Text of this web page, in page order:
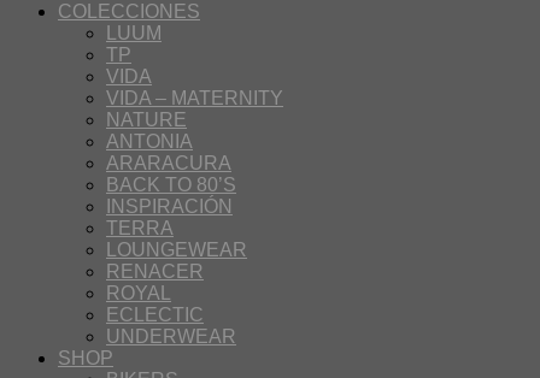
COLECCIONES
LUUM
TP
VIDA
VIDA – MATERNITY
NATURE
ANTONIA
ARARACURA
BACK TO 80’S
INSPIRACIÓN
TERRA
LOUNGEWEAR
RENACER
ROYAL
ECLECTIC
UNDERWEAR
SHOP